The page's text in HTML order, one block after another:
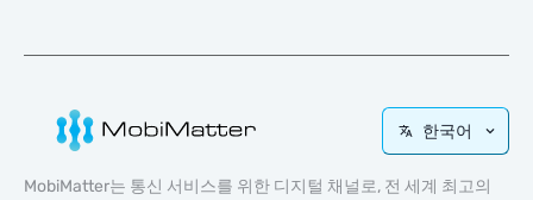
한국어
MobiMatter는 통신 서비스를 위한 디지털 채널로, 전 세계 최고의